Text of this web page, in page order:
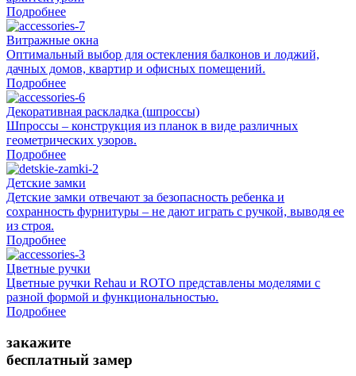
Подробнее
Витражные окна
Оптимальный выбор для остекления балконов и лоджий,
дачных домов, квартир и офисных помещений.
Подробнее
Декоративная раскладка (шпроссы)
Шпроссы – конструкция из планок в виде различных
геометрических узоров.
Подробнее
Детские замки
Детские замки отвечают за безопасность ребенка и
сохранность фурнитуры – не дают играть с ручкой, выводя ее
из строя.
Подробнее
Цветные ручки
Цветные ручки Rehau и ROTO представлены моделями с
разной формой и функциональностью.
Подробнее
закажите
бесплатный замер